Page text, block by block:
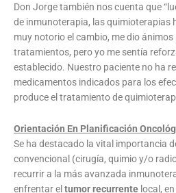
Don Jorge también nos cuenta que
de inmunoterapia, las quimioterapias
muy notorio el cambio, me dio
tratamientos, pero yo me sentía
establecido. Nuestro paciente no ha
medicamentos indicados para los
produce el tratamiento de
Orientación En Planificación
Se ha destacado la vital importancia
convencional (cirugía, quimio y/o
recurrir a la más avanzada
enfrentar el tumor recurrente local,